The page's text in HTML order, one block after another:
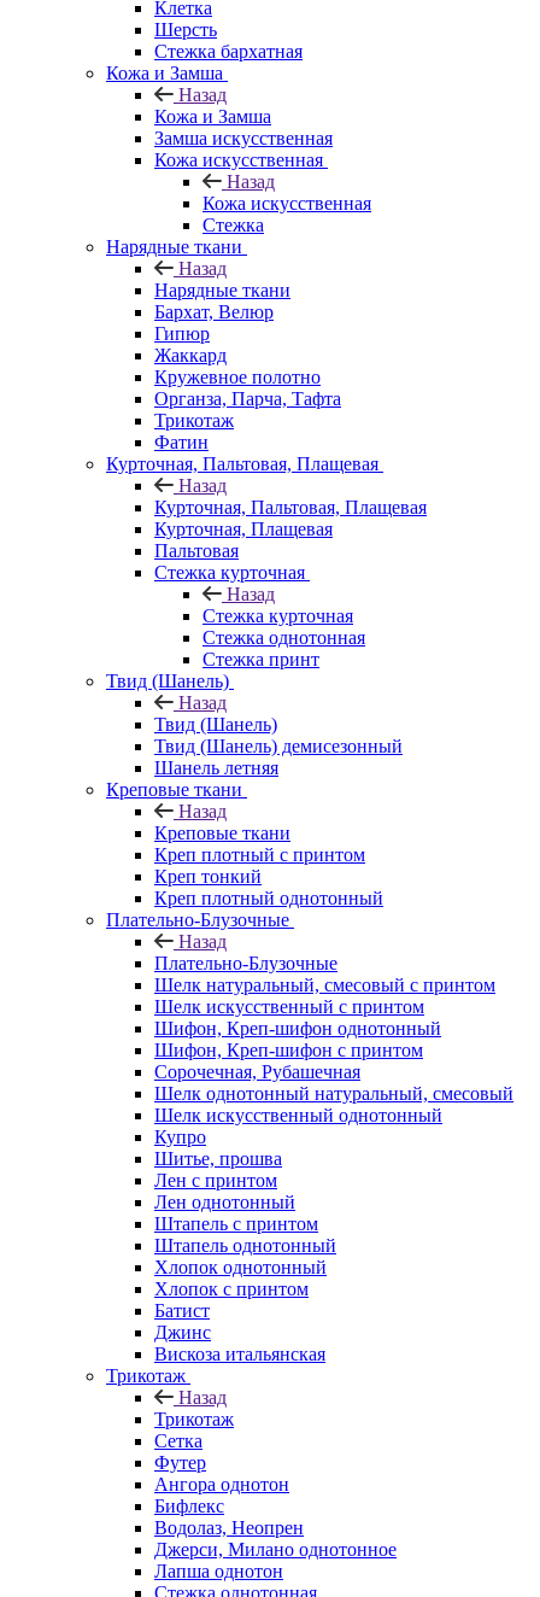
Клетка
Шерсть
Стежка бархатная
Кожа и Замша
Назад
Кожа и Замша
Замша искусственная
Кожа искусственная
Назад
Кожа искусственная
Стежка
Нарядные ткани
Назад
Нарядные ткани
Бархат, Велюр
Гипюр
Жаккард
Кружевное полотно
Органза, Парча, Тафта
Трикотаж
Фатин
Курточная, Пальтовая, Плащевая
Назад
Курточная, Пальтовая, Плащевая
Курточная, Плащевая
Пальтовая
Стежка курточная
Назад
Стежка курточная
Стежка однотонная
Стежка принт
Твид (Шанель)
Назад
Твид (Шанель)
Твид (Шанель) демисезонный
Шанель летняя
Креповые ткани
Назад
Креповые ткани
Креп плотный с принтом
Креп тонкий
Креп плотный однотонный
Плательно-Блузочные
Назад
Плательно-Блузочные
Шелк натуральный, смесовый с принтом
Шелк искусственный с принтом
Шифон, Креп-шифон однотонный
Шифон, Креп-шифон с принтом
Сорочечная, Рубашечная
Шелк однотонный натуральный, смесовый
Шелк искусственный однотонный
Купро
Шитье, прошва
Лен с принтом
Лен однотонный
Штапель с принтом
Штапель однотонный
Хлопок однотонный
Хлопок с принтом
Батист
Джинс
Вискоза итальянская
Трикотаж
Назад
Трикотаж
Сетка
Футер
Ангора однотон
Бифлекс
Водолаз, Неопрен
Джерси, Милано однотонное
Лапша однотон
Стежка однотонная